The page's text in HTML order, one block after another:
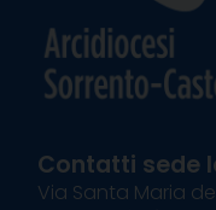
Contatti sede
Via Santa Maria